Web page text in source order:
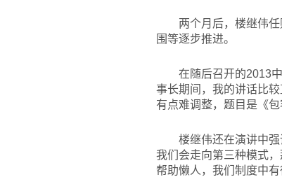
两个月后，楼继伟
围等逐步推进。
在随后召开的2013
事长期间，我的讲话比
有点难调整，题目是《
楼继伟还在演讲中强
我们会走向第三种模式
帮助懒人，我们制度中有